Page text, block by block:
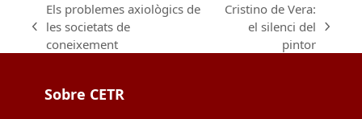
previous
post:
Els problemes axiològics de
les societats de
coneixement
post:
Cristino de Vera:
el silenci del
pintor
Sobre CETR